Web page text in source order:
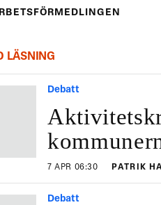
LÄSNING
Debatt
7 APR 06:30 PATRIK
Debatt